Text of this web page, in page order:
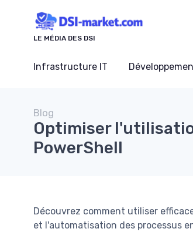
LE MÉDIA DES DSI
Infrastructure IT
Blog
Optimiser
PowerShell
Découvrez comment utiliser
et l'automatisation des processus